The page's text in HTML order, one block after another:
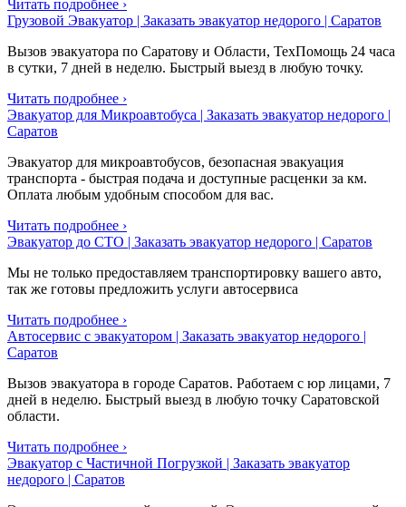
Читать подробнее ›
Грузовой Эвакуатор | Заказать эвакуатор недорого | Саратов
Вызов эвакуатора по Саратову и Области, ТехПомощь 24 часа
в сутки, 7 дней в неделю. Быстрый выезд в любую точку.
Читать подробнее ›
Эвакуатор для Микроавтобуса | Заказать эвакуатор недорого |
Саратов
Эвакуатор для микроавтобусов, безопасная эвакуация
транспорта - быстрая подача и доступные расценки за км.
Оплата любым удобным способом для вас.
Читать подробнее ›
Эвакуатор до СТО | Заказать эвакуатор недорого | Саратов
Мы не только предоставляем транспортировку вашего авто,
так же готовы предложить услуги автосервиса
Читать подробнее ›
Автосервис с эвакуатором | Заказать эвакуатор недорого |
Саратов
Вызов эвакуатора в городе Саратов. Работаем с юр лицами, 7
дней в неделю. Быстрый выезд в любую точку Саратовской
области.
Читать подробнее ›
Эвакуатор с Частичной Погрузкой | Заказать эвакуатор
недорого | Саратов